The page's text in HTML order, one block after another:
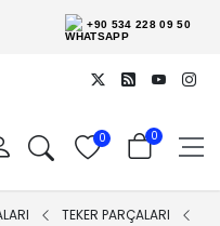
+90 534 228 09 50
0 0
TEKER PARÇALARI